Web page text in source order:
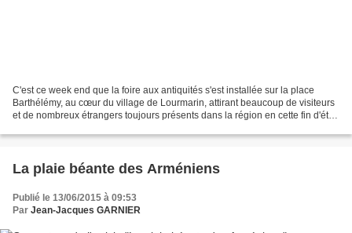
C'est ce week end que la foire aux antiquités s'est installée sur la place
Barthélémy, au cœur du village de Lourmarin, attirant beaucoup de visiteurs
et de nombreux étrangers toujours présents dans la région en cette fin d'été.
La plaie béante des Arméniens
Publié le 13/06/2015 à 09:53
Par Jean-Jacques GARNIER